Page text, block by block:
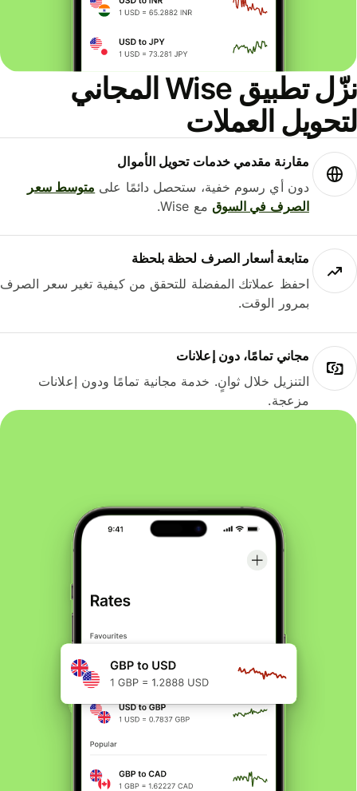
نزّل تطبيق Wise المجاني
العملات
مقارنة مقدمي خدمات تحويل الأموال
دون أي رسوم خفية، ستحصل دائمًا علىمتوسط ​​سعر
الصرف في السوقمع Wise.
متابعة أسعار الصرف لحظة بلحظة
احفظ عملاتك المفضلة للتحقق من كيفية تغير سعر الصرف
بمرور الوقت.
مجاني تمامًا، دون إعلانات
التنزيل خلال ثوانٍ. خدمة مجانية تمامًا ودون إعلانات
مزعجة.